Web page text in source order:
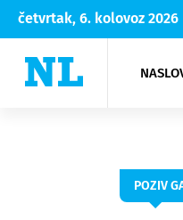
četvrtak, 6. kolovoz 2026
POZIV